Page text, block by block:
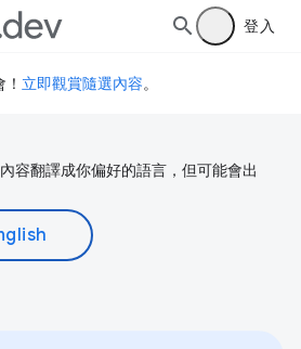
登入
立即觀賞隨選內容。
容翻譯成你偏好的語言，但可能會出